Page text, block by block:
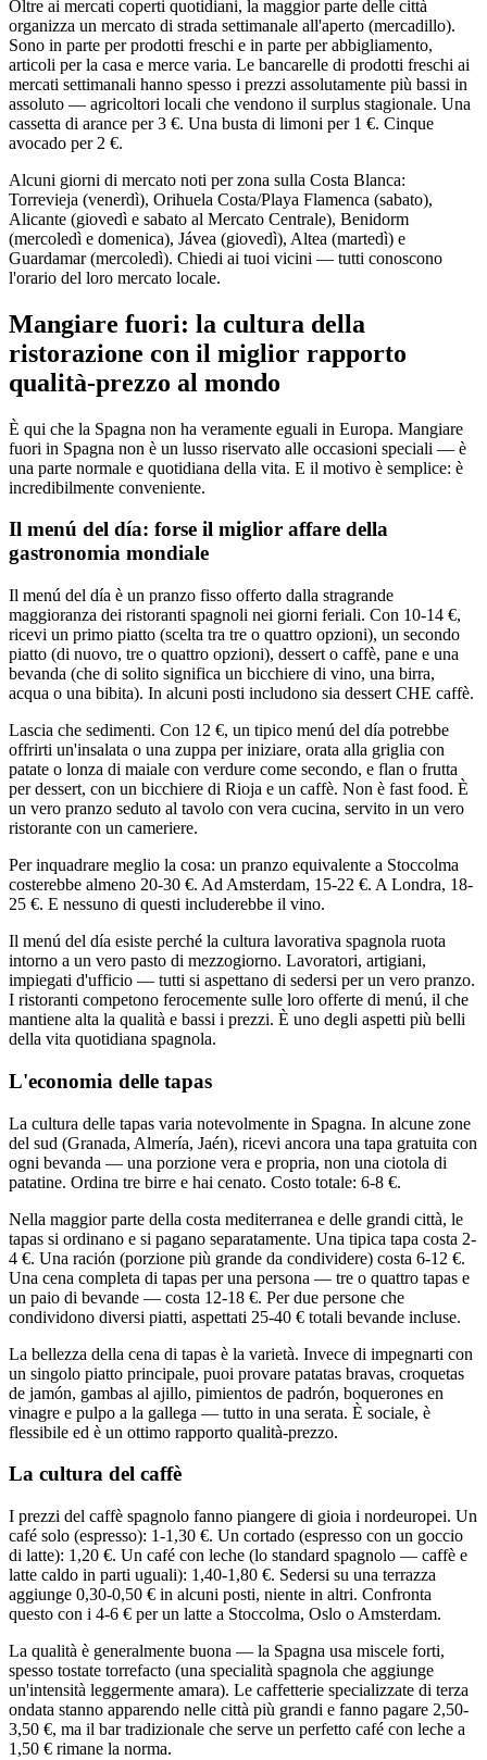
Oltre ai mercati coperti quotidiani, la maggior parte delle città
organizza un mercato di strada settimanale all'aperto (mercadillo).
Sono in parte per prodotti freschi e in parte per abbigliamento,
articoli per la casa e merce varia. Le bancarelle di prodotti freschi ai
mercati settimanali hanno spesso i prezzi assolutamente più bassi in
assoluto — agricoltori locali che vendono il surplus stagionale. Una
cassetta di arance per 3 €. Una busta di limoni per 1 €. Cinque
avocado per 2 €.
Alcuni giorni di mercato noti per zona sulla Costa Blanca:
Torrevieja (venerdì), Orihuela Costa/Playa Flamenca (sabato),
Alicante (giovedì e sabato al Mercato Centrale), Benidorm
(mercoledì e domenica), Jávea (giovedì), Altea (martedì) e
Guardamar (mercoledì). Chiedi ai tuoi vicini — tutti conoscono
l'orario del loro mercato locale.
Mangiare fuori: la cultura della
ristorazione con il miglior rapporto
qualità-prezzo al mondo
È qui che la Spagna non ha veramente eguali in Europa. Mangiare
fuori in Spagna non è un lusso riservato alle occasioni speciali — è
una parte normale e quotidiana della vita. E il motivo è semplice: è
incredibilmente conveniente.
Il menú del día: forse il miglior affare della
gastronomia mondiale
Il menú del día è un pranzo fisso offerto dalla stragrande
maggioranza dei ristoranti spagnoli nei giorni feriali. Con 10-14 €,
ricevi un primo piatto (scelta tra tre o quattro opzioni), un secondo
piatto (di nuovo, tre o quattro opzioni), dessert o caffè, pane e una
bevanda (che di solito significa un bicchiere di vino, una birra,
acqua o una bibita). In alcuni posti includono sia dessert CHE caffè.
Lascia che sedimenti. Con 12 €, un tipico menú del día potrebbe
offrirti un'insalata o una zuppa per iniziare, orata alla griglia con
patate o lonza di maiale con verdure come secondo, e flan o frutta
per dessert, con un bicchiere di Rioja e un caffè. Non è fast food. È
un vero pranzo seduto al tavolo con vera cucina, servito in un vero
ristorante con un cameriere.
Per inquadrare meglio la cosa: un pranzo equivalente a Stoccolma
costerebbe almeno 20-30 €. Ad Amsterdam, 15-22 €. A Londra, 18-
25 €. E nessuno di questi includerebbe il vino.
Il menú del día esiste perché la cultura lavorativa spagnola ruota
intorno a un vero pasto di mezzogiorno. Lavoratori, artigiani,
impiegati d'ufficio — tutti si aspettano di sedersi per un vero pranzo.
I ristoranti competono ferocemente sulle loro offerte di menú, il che
mantiene alta la qualità e bassi i prezzi. È uno degli aspetti più belli
della vita quotidiana spagnola.
L'economia delle tapas
La cultura delle tapas varia notevolmente in Spagna. In alcune zone
del sud (Granada, Almería, Jaén), ricevi ancora una tapa gratuita con
ogni bevanda — una porzione vera e propria, non una ciotola di
patatine. Ordina tre birre e hai cenato. Costo totale: 6-8 €.
Nella maggior parte della costa mediterranea e delle grandi città, le
tapas si ordinano e si pagano separatamente. Una tipica tapa costa 2-
4 €. Una ración (porzione più grande da condividere) costa 6-12 €.
Una cena completa di tapas per una persona — tre o quattro tapas e
un paio di bevande — costa 12-18 €. Per due persone che
condividono diversi piatti, aspettati 25-40 € totali bevande incluse.
La bellezza della cena di tapas è la varietà. Invece di impegnarti con
un singolo piatto principale, puoi provare patatas bravas, croquetas
de jamón, gambas al ajillo, pimientos de padrón, boquerones en
vinagre e pulpo a la gallega — tutto in una serata. È sociale, è
flessibile ed è un ottimo rapporto qualità-prezzo.
La cultura del caffè
I prezzi del caffè spagnolo fanno piangere di gioia i nordeuropei. Un
café solo (espresso): 1-1,30 €. Un cortado (espresso con un goccio
di latte): 1,20 €. Un café con leche (lo standard spagnolo — caffè e
latte caldo in parti uguali): 1,40-1,80 €. Sedersi su una terrazza
aggiunge 0,30-0,50 € in alcuni posti, niente in altri. Confronta
questo con i 4-6 € per un latte a Stoccolma, Oslo o Amsterdam.
La qualità è generalmente buona — la Spagna usa miscele forti,
spesso tostate torrefacto (una specialità spagnola che aggiunge
un'intensità leggermente amara). Le caffetterie specializzate di terza
ondata stanno apparendo nelle città più grandi e fanno pagare 2,50-
3,50 €, ma il bar tradizionale che serve un perfetto café con leche a
1,50 € rimane la norma.